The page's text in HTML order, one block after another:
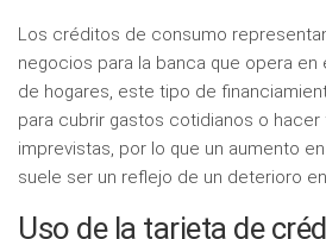
Los créditos de consumo
negocios para la banca que opera en
de hogares, este tipo de
para cubrir gastos cotidianos o
imprevistas, por lo que un aumento
suele ser un reflejo de un deterioro
Uso de la tarjeta de